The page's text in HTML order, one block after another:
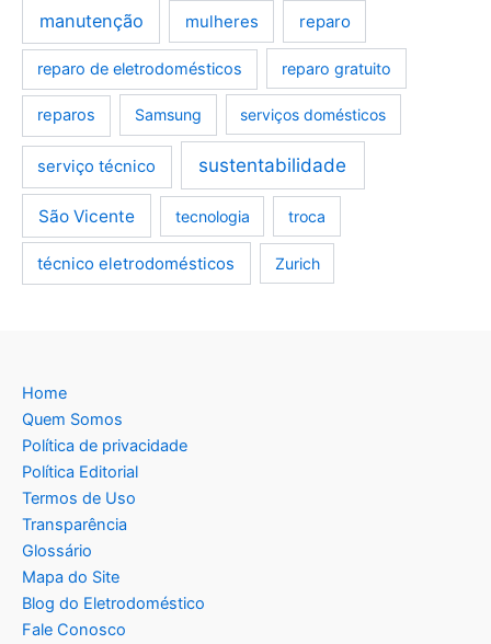
manutenção mulheres reparo
reparo de eletrodomésticos reparo gratuito
reparos Samsung serviços domésticos
serviço técnico sustentabilidade
São Vicente tecnologia troca
técnico eletrodomésticos Zurich
Home
Quem Somos
Política de privacidade
Política Editorial
Termos de Uso
Transparência
Glossário
Mapa do Site
Blog do Eletrodoméstico
Fale Conosco